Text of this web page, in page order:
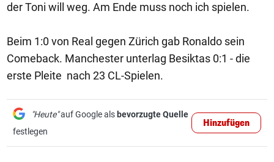
der Toni will weg. Am Ende muss noch ich spielen.
Beim 1:0 von Real gegen Zürich gab Ronaldo sein
Comeback. Manchester unterlag Besiktas 0:1 - die
erste Pleite nach 23 CL-Spielen.
"Heute"auf Google als bevorzugte Quelle
festlegen
Hinzufügen